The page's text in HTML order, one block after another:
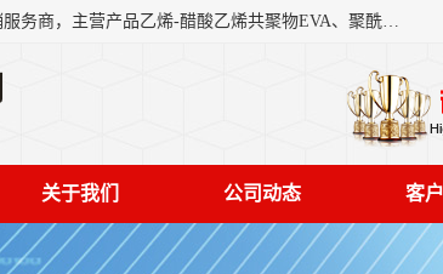
东莞市恒屹国际贸易有限公司（简称：恒屹国际）是一家石化原料综合营销服务商，主营产品乙烯-醋酸乙烯共聚物EVA、聚酰胺PA（尼龙）、醚酯型热塑弹性体TPEE等，公司秉承以市场为导向的战略思想，致力于大宗石化原料在中国市场的营销服务业务，为客户提供一站式的全面服务。
关于我们 公司动态 客